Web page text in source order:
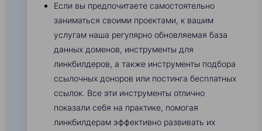
Если вы предпочитаете самостоятельно
заниматься своими проектами, к вашим
услугам наша регулярно обновляемая база
данных доменов, инструменты для
линкбилдеров, а также инструменты подбора
ссылочных доноров или постинга бесплатных
ссылок. Все эти инструменты отлично
показали себя на практике, помогая
линкбилдерам эффективно развивать их